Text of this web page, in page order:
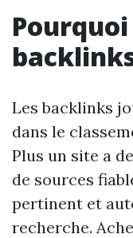
Les backlinks
dans le
Plus un site a
de sources
pertinent et
recherche.